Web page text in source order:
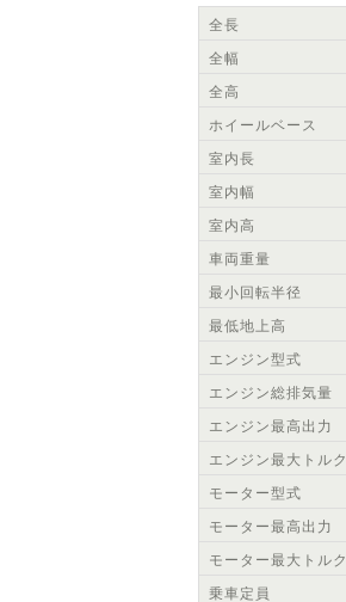
全長
全幅
全高
ホイールベース
室内長
室内幅
室内高
車両重量
最小回転半径
最低地上高
エンジン型式
エンジン総排気量
エンジン最高出力
エンジン最大トルク
モーター型式
モーター最高出力
モーター最大トルク
乗車定員